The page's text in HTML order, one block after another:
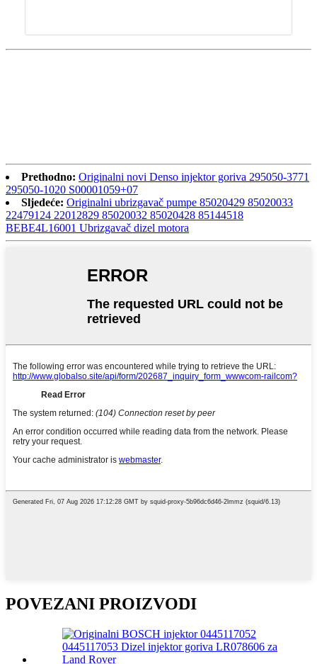
Prethodno: Originalni novi Denso injektor goriva 295050-3771
295050-1020 S00001059+07
Sljedeće: Originalni ubrizgavač pumpe 85020429 85020033
22479124 22012829 85020032 85020428 85144518
BEBE4L16001 Ubrizgavač dizel motora
POVEZANI PROIZVODI